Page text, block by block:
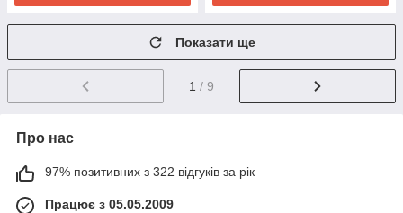
Показати ще
1 / 9
Про нас
97% позитивних з 322 відгуків за рік
Працює з 05.05.2009